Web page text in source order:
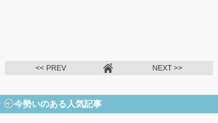
<< PREV NEXT >>
今勢いのある人気記事